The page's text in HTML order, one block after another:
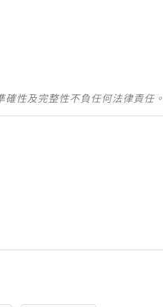
性及完整性不負任何法律責任。